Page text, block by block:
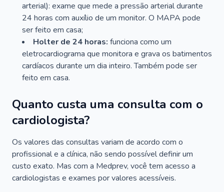
arterial): exame que mede a pressão arterial durante
24 horas com auxílio de um monitor. O MAPA pode
ser feito em casa;
Holter de 24 horas: funciona como um
eletrocardiograma que monitora e grava os batimentos
cardíacos durante um dia inteiro. Também pode ser
feito em casa.
Quanto custa uma consulta com o
cardiologista?
Os valores das consultas variam de acordo com o
profissional e a clínica, não sendo possível definir um
custo exato. Mas com a Medprev, você tem acesso a
cardiologistas e exames por valores acessíveis.